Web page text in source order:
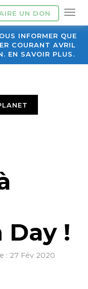
UN DON
INFORMER QUE
COURANT AVRIL
EN SAVOIR PLUS.
!
: 27 Fév 2020
LINKEDIN